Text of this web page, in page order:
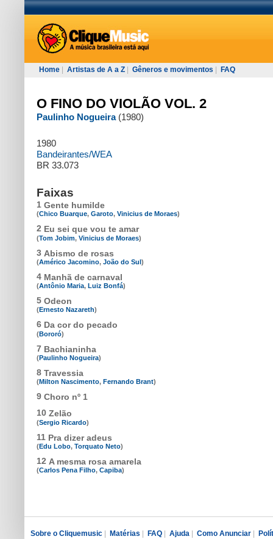
Home Artistas de A a Z Gêneros e movimentos FAQ
O FINO DO VIOLÃO VOL. 2
Paulinho Nogueira (1980)
1980
Bandeirantes/WEA
BR 33.073
Faixas
1 Gente humilde
(Chico Buarque, Garoto, Vinicius de Moraes)
2 Eu sei que vou te amar
(Tom Jobim, Vinicius de Moraes)
3 Abismo de rosas
(Américo Jacomino, João do Sul)
4 Manhã de carnaval
(Antônio Maria, Luiz Bonfá)
5 Odeon
(Ernesto Nazareth)
6 Da cor do pecado
(Bororó)
7 Bachianinha
(Paulinho Nogueira)
8 Travessia
(Milton Nascimento, Fernando Brant)
9 Choro nº 1
10 Zelão
(Sergio Ricardo)
11 Pra dizer adeus
(Edu Lobo, Torquato Neto)
12 A mesma rosa amarela
(Carlos Pena Filho, Capiba)
Sobre o Cliquemusic Matérias FAQ Ajuda Como Anunciar